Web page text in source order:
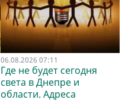
06.08.2026 07:11
Где не будет сегодня
света в Днепре и
области. Адреса